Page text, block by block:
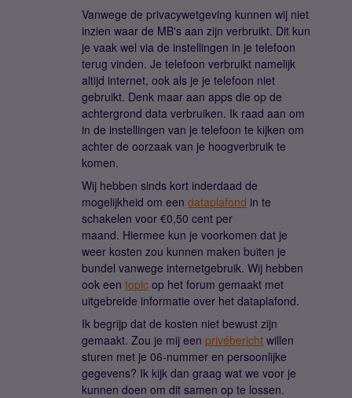
Vanwege de privacywetgeving kunnen wij niet
inzien waar de MB's aan zijn verbruikt. Dit kun
je vaak wel via de instellingen in je telefoon
terug vinden. Je telefoon verbruikt namelijk
altijd internet, ook als je je telefoon niet
gebruikt. Denk maar aan apps die op de
achtergrond data verbruiken. Ik raad aan om
in de instellingen van je telefoon te kijken om
achter de oorzaak van je hoogverbruik te
komen.
Wij hebben sinds kort inderdaad de
mogelijkheid om een dataplafond in te
schakelen voor €0,50 cent per
maand. Hiermee kun je voorkomen dat je
weer kosten zou kunnen maken buiten je
bundel vanwege internetgebruik. Wij hebben
ook een topic op het forum gemaakt met
uitgebreide informatie over het dataplafond.
Ik begrijp dat de kosten niet bewust zijn
gemaakt. Zou je mij een privébericht willen
sturen met je 06-nummer en persoonlijke
gegevens? Ik kijk dan graag wat we voor je
kunnen doen om dit samen op te lossen.